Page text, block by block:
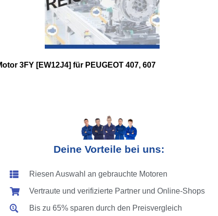
3FY [EW12J4] für PEUGEOT 407, 607
Deine Vorteile bei uns:
Riesen Auswahl an gebrauchte Motoren
Vertraute und verifizierte Partner und Online-Shops
Bis zu 65% sparen durch den Preisvergleich